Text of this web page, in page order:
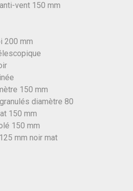
vent 150 mm
200 mm
150 mm
diamètre 80
150 mm
150 mm
mm noir mat